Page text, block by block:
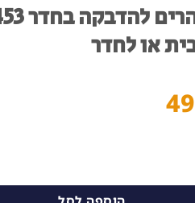
או לחדר
המחיר
49.00 ₪.
חלקים - קישוט יפה לבית או לחדר